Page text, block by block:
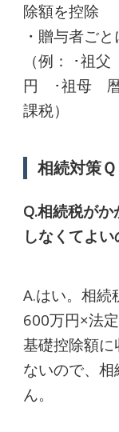
除額を控除
・贈与者ご
（例： ･祖
円 ･祖母 暦
課税）
相続対策Ｑ
Q.相続税が
しなくてよい
A.はい。相続
600万円×法
基礎控除額
ないので、
ん。